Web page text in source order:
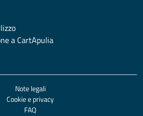
a CartApulia
Note legali
Cookie e privacy
FAQ